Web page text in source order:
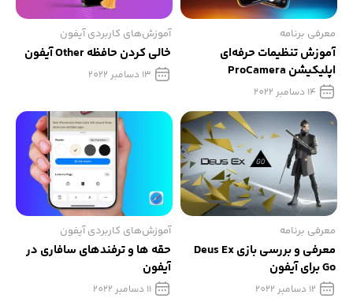
معرفی برنامه
آموزش تنظیمات حرفه‌ای
اپلیکیشن ProCamera
14 دسامبر 2022
آموزش‌های کاربردی آیفون
خالی کردن حافظه Other آیفون
13 دسامبر 2022
معرفی برنامه
معرفی و بررسی بازی Deus Ex
Go برای آیفون
12 دسامبر 2022
آموزش‌های کاربردی آیفون
حقه ها و ترفندهای سافاری در
آیفون
11 دسامبر 2022